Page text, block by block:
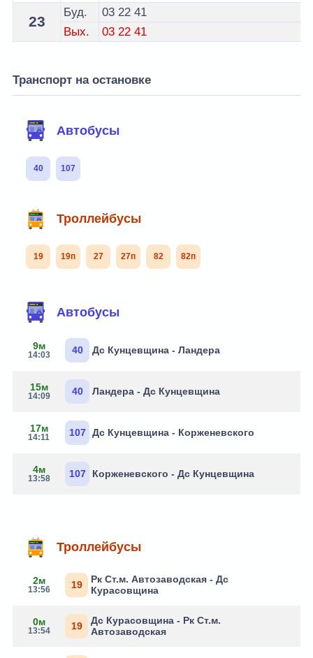
23
Буд. 03 22 41
Вых.
03 22 41
Транспорт на остановке
Автобусы
40 107
Троллейбусы
19 19п 27 27п 82 82п
Автобусы
9м
14:03 40 Дс Кунцевщина - Ландера
15м
14:09 40 Ландера - Дс Кунцевщина
17м
14:11 107 Дс Кунцевщина - Корженевского
4м
13:58 107 Корженевского - Дс Кунцевщина
Троллейбусы
2м
13:56 19
Рк Ст.м. Автозаводская - Дс
Курасовщина
0м
13:54 19
Дс Курасовщина - Рк Ст.м.
Автозаводская